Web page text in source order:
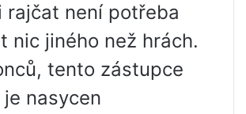
rajčat není potřeba
nic jiného než hrách.
tento zástupce
nasycen